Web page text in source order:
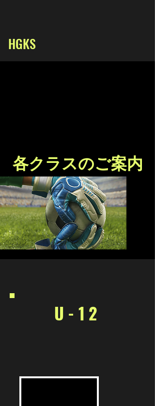
HGKS
各クラスのご案内
U-12